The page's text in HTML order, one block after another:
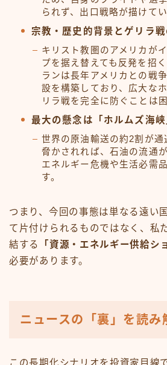
られず、出口戦略が描けてい
宗教・歴史的背景とゲリラ戦
キリスト教圏のアメリカが
プを据え替えても反発を招
ランは長年アメリカとの戦
設を構築しており、広大な
リラ戦を完全に防ぐことは困
最大の懸念は「ホルムズ海峡
世界の原油輸送の約2割が通
脅かされれば、石油の流通
エネルギー危機や生活必需
す。
つまり、今回の事態は単なる遠い
て片付けられるものではなく、私
結する
「資源・エネルギー供給シ
必要があります。
ニュースの「裏」を読み
この長期化シナリオを投資家目線